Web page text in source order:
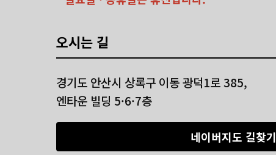
오시는 길
경기도 안산시 상록구 이동 광덕1로 385,
엔타운 빌딩 5·6·7층
네이버지도 길찾기